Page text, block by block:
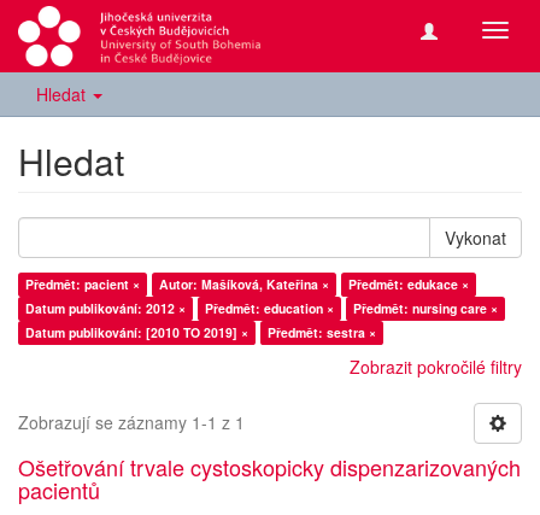
Hledat
Hledat
Vykonat
Předmět: pacient × Autor: Mašíková, Kateřina ×
Předmět: edukace ×
Datum publikování: 2012 ×
Předmět: education ×
Předmět: nursing care ×
Datum publikování: [2010 TO 2019] ×
Předmět: sestra ×
Zobrazit pokročilé filtry
Zobrazují se záznamy 1-1 z 1
Ošetřování trvale cystoskopicky dispenzarizovaných
pacientů